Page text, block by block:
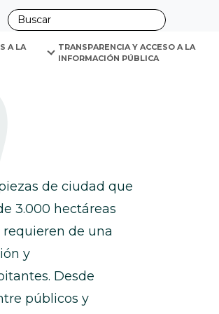
A LA
TRANSPARENCIA Y ACCESO A LA
INFORMACIÓN PÚBLICA
de ciudad que
3.000 hectáreas
de una
y
Desde
públicos y